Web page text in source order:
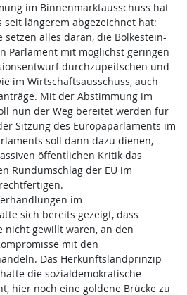
im Binnenmarktausschuss hat
seit längerem abgezeichnet hat:
setzen alles daran, die Bolkestein-
Parlament mit möglichst geringen
durchzupeitschen und
im Wirtschaftsausschuss, auch
Mit der Abstimmung im
nun der Weg bereitet werden für
Sitzung des Europaparlaments im
soll dann dazu dienen,
öffentlichen Kritik das
Rundumschlag der EU im
im
sich bereits gezeigt, dass
nicht gewillt waren, an den
mit den
Das Herkunftslandprinzip
die sozialdemokratische
hier noch eine goldene Brücke zu